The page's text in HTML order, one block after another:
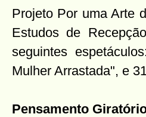
Projeto Por uma Arte
Estudos de
seguintes
Mulher Arrastada", e
Pensamento